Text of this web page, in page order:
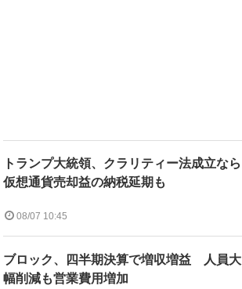
トランプ大統領、クラリティー法成立なら
仮想通貨売却益の納税延期も
08/07 10:45
ブロック、四半期決算で増収増益 人員大
幅削減も営業費用増加